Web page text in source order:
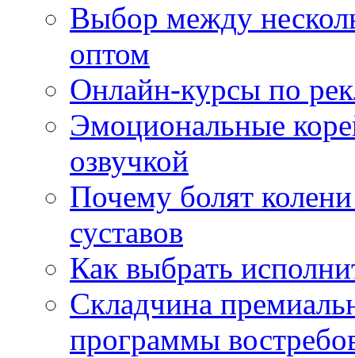
Выбор между
оптом
Онлайн-курсы по
Эмоциональные
озвучкой
Почему болят
суставов
Как выбрать
Складчина
программы